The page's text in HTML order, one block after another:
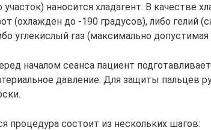
участок) наносится хладагент. В качестве
(охлажден до -190 градусов), либо гелий
углекислый газ (максимально
началом сеанса пациент
давление. Для защиты пальцев
процедура состоит из нескольких шагов: